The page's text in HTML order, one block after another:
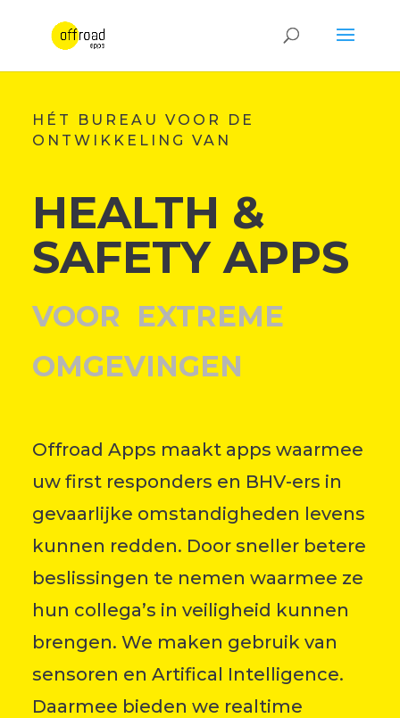
HÉT BUREAU VOOR DE
ONTWIKKELING VAN
HEALTH &
SAFETY APPS
VOOR EXTREME
OMGEVINGEN
Offroad Apps maakt apps waarmee
uw first responders en BHV-ers in
gevaarlijke omstandigheden levens
kunnen redden. Door sneller betere
beslissingen te nemen waarmee ze
hun collega’s in veiligheid kunnen
brengen. We maken gebruik van
sensoren en Artifical Intelligence.
Daarmee bieden we realtime